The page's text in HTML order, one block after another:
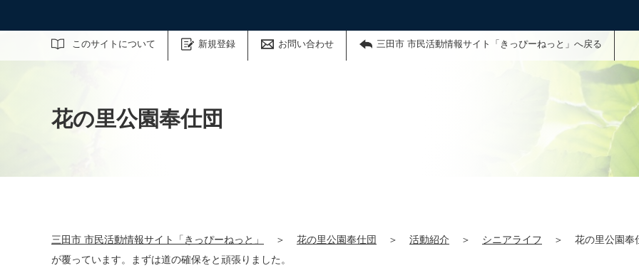
このサイトについて 新規登録 お問い合わせ 三田市 市民活動情報サイト「きっぴーねっと」へ戻る
サイト内検索
花の里公園奉仕団
三田市 市民活動情報サイト「きっぴーねっと」 ＞ 花の里公園奉仕団 ＞ 活動紹介 ＞ シニアライフ ＞
花の里公園
が覆っています。まずは道の確保をと頑張りました。